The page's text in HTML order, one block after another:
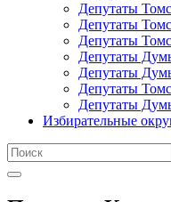
Депутаты
Депутаты
Депутаты
Депутаты
Депутаты
Депутаты
Депутаты
Избирательные